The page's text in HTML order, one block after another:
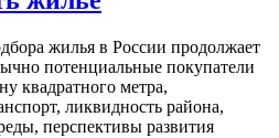
жилья в России продолжает
потенциальные покупатели
квадратного метра,
ликвидность района,
перспективы развития